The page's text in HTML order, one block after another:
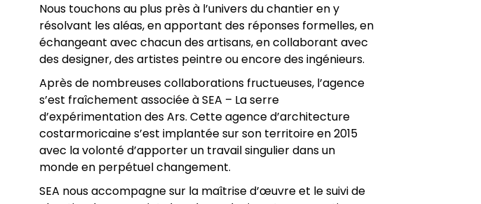
Nous touchons au plus près à l’univers du chantier en y
résolvant les aléas, en apportant des réponses formelles, en
échangeant avec chacun des artisans, en collaborant avec
des designer, des artistes peintre ou encore des ingénieurs.
Après de nombreuses collaborations fructueuses, l’agence
s’est fraîchement associée à SEA – La serre
d’expérimentation des Ars. Cette agence d’architecture
costarmoricaine s’est implantée sur son territoire en 2015
avec la volonté d’apporter un travail singulier dans un
monde en perpétuel changement.
SEA nous accompagne sur la maîtrise d’œuvre et le suivi de